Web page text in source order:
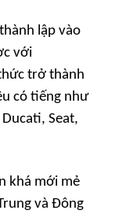
lập vào
với
trở thành
có tiếng như
Seat,
khá mới mẻ
và Đông